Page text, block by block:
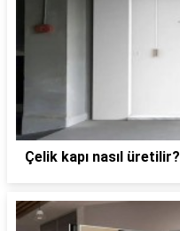
Çelik kapı nasıl üretilir?